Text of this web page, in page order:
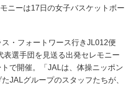
ニーは17日の女子バスケットボー
・フォートワース行きJL012便
表選手団を見送る出発セレモニー
で開催。「JALは、体操ニッポン
JALグループのスタッフたちが、